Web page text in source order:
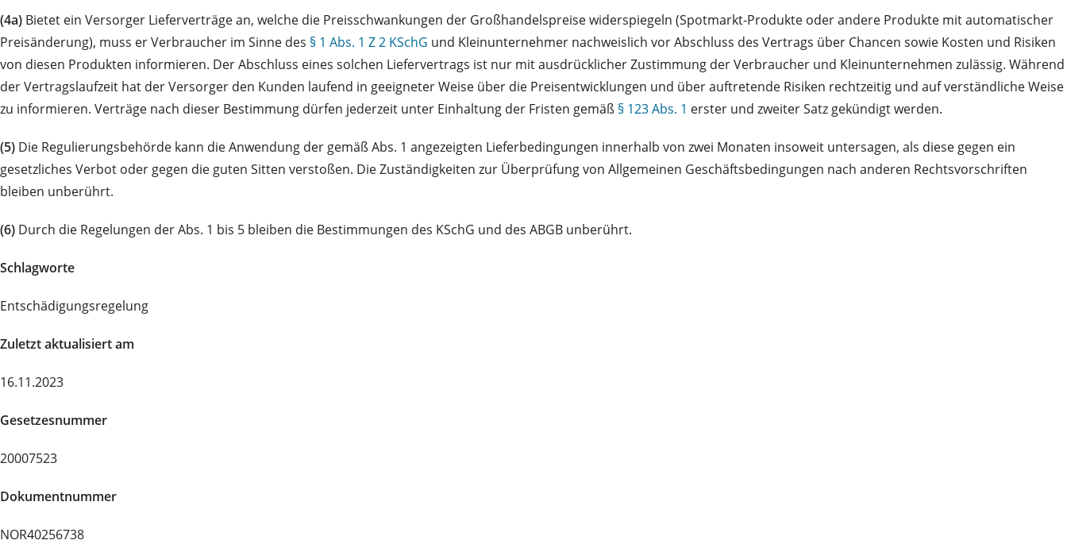
(4a) Bietet ein Versorger Lieferverträge an, welche die Preisschwankungen der Großhandelspreise widerspiegeln (Spotmarkt-Produkte oder andere Produkte mit automatischer
Preisänderung), muss er Verbraucher im Sinne des § 1 Abs. 1 Z 2 KSchG und Kleinunternehmer nachweislich vor Abschluss des Vertrags über Chancen sowie Kosten und Risiken
von diesen Produkten informieren. Der Abschluss eines solchen Liefervertrags ist nur mit ausdrücklicher Zustimmung der Verbraucher und Kleinunternehmen zulässig. Während
der Vertragslaufzeit hat der Versorger den Kunden laufend in geeigneter Weise über die Preisentwicklungen und über auftretende Risiken rechtzeitig und auf verständliche Weise
zu informieren. Verträge nach dieser Bestimmung dürfen jederzeit unter Einhaltung der Fristen gemäß § 123 Abs. 1 erster und zweiter Satz gekündigt werden.
(5) Die Regulierungsbehörde kann die Anwendung der gemäß Abs. 1 angezeigten Lieferbedingungen innerhalb von zwei Monaten insoweit untersagen, als diese gegen ein
gesetzliches Verbot oder gegen die guten Sitten verstoßen. Die Zuständigkeiten zur Überprüfung von Allgemeinen Geschäftsbedingungen nach anderen Rechtsvorschriften
bleiben unberührt.
(6) Durch die Regelungen der Abs. 1 bis 5 bleiben die Bestimmungen des KSchG und des ABGB unberührt.
Schlagworte
Entschädigungsregelung
Zuletzt aktualisiert am
16.11.2023
Gesetzesnummer
20007523
Dokumentnummer
NOR40256738